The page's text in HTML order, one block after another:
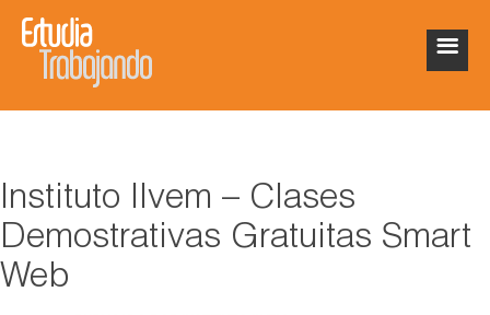
Instituto Ilvem – Clases
Demostrativas Gratuitas Smart
Web